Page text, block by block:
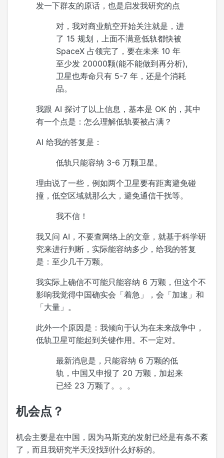
发一下群友的原话，也是启发我研究的点
对，我对商业航空开始关注就是，进
了 15 规划，上面不满意低轨都快被
SpaceX 占领完了，要在未来 10 年
至少发 20000颗(能不能做到再分析),
卫星也寿命只有 5-7 年，还是个消耗
品。
我跟 AI 探讨了以上信息，基本是 OK 的，其中
有一个点是：怎么理解低轨要被占满？
AI 给我的答复是：
低轨只能容纳 3-6 万颗卫星。
理由说了一些，例如两个卫星要有距离避免碰
撞，低空区域就那么大，避免通信干扰等。
我不信！
我又问 AI，不要查网络上的文章，就基于科学研
究来进行判断，实际能容纳多少，给我的答复
是：至少几千万颗。
我实际上确信不可能只能容纳 6 万颗，但这个不
影响我觉得中国确实会「着急」，会「加速」和
「大量」。
此外一个原因是：我倾向于认为在未来战争中，
低轨卫星可能起到关键作用。不一定对。
最新消息是，只能容纳 6 万颗的低
轨，中国又申报了 20 万颗，加起来
已经 23 万颗了。。。
机会点？
机会主要是在中国，因为马斯克的发射已经是有条不紊
了，而且我研究半天没找到什么好标的。